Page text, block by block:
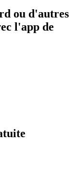
ou d'autres
l'app de